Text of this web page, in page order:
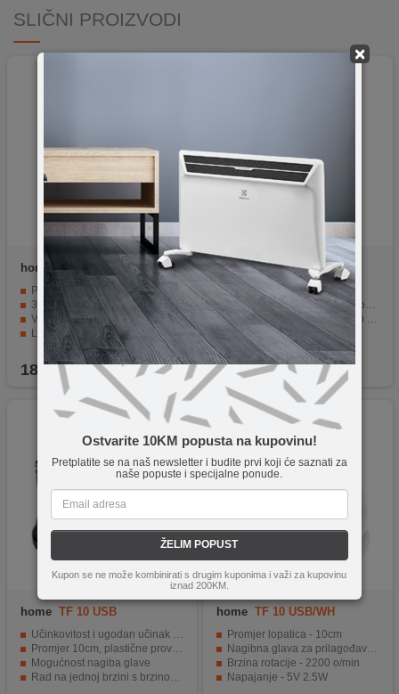
×
Ostvarite 10KM popusta na kupovinu!
Pretplatite se na naš newsletter i budite prvi koji će saznati za
naše popuste i specijalne ponude.
ŽELIM POPUST
Kupon se ne može kombinirati s drugim kuponima i važi za kupovinu
iznad 200KM.
SLIČNI PROIZVODI
home CLF 10/BK
Promjer lopatica: 10 cm
3 brzine ventilatora
Vrijeme rada baterije: 3-6 sati
Lako pričvršćivanje i podešavanje smjera
Tiho rada: razina zvučne snage 50 dB(A)
18,90KM
home TF 231
Lapát promjera 23 cm.
Podešavanje snage u 2 stupnja.
Fiksni ili rotirajući položaj do 90°.
Podesivi kut nagiba.
Niska razina buke (48,8 dB (A)).
45,90KM
home TF 10 USB
Učinkovitost i ugodan učinak hlađenja
Promjer 10cm, plastične providne lopatice
Mogućnost nagiba glave
Rad na jednoj brzini s brzinom 2200 o/min
home TF 10 USB/WH
Promjer lopatica - 10cm
Nagibna glava za prilagođavanje smjera zraka
Brzina rotacije - 2200 o/min
Napajanje - 5V 2.5W